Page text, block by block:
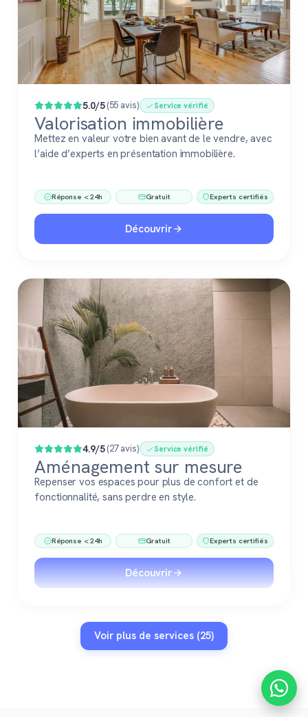
5.0/5(55 avis) Service vérifié
Valorisation immobilière
Mettez en valeur votre bien avant de le vendre, avec
l’aide d’experts en présentation immobilière.
Réponse < 24h Gratuit Experts certifiés
Découvrir
4.9/5(27 avis) Service vérifié
Aménagement sur mesure
Repenser vos espaces pour plus de confort et de
fonctionnalité, sans perdre en style.
Réponse < 24h Gratuit Experts certifiés
Découvrir
Voir plus de services (25)